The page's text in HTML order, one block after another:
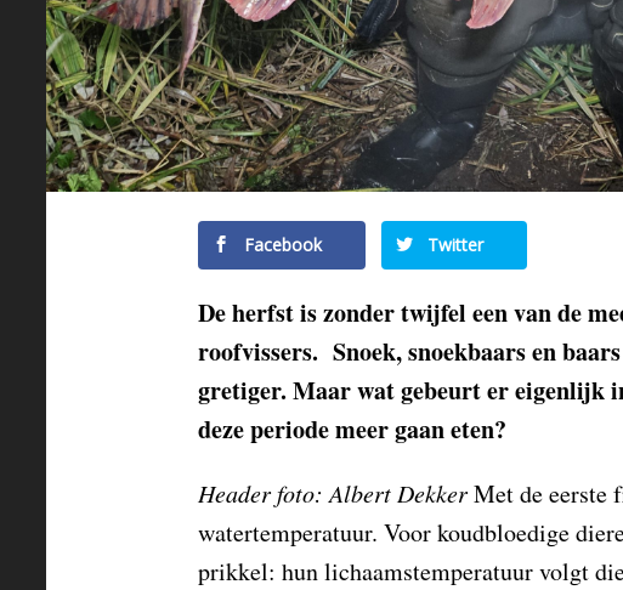
Facebook Twitter
De herfst is zonder twijfel een van de
roofvissers. Snoek, snoekbaars en
gretiger. Maar wat gebeurt er eigenlijk
deze periode meer gaan eten?
Header foto: Albert DekkerMet de eerste
watertemperatuur. Voor koudbloedige
prikkel: hun lichaamstemperatuur volgt